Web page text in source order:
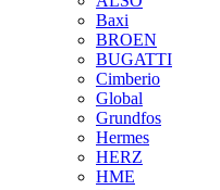
Baxi
BROEN
BUGATTI
Cimberio
Global
Grundfos
Hermes
HERZ
HME